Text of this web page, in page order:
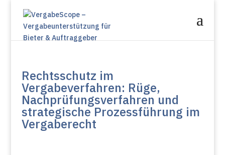
Rechtsschutz im
Vergabeverfahren: Rüge,
Nachprüfungsverfahren und
strategische Prozessführung im
Vergaberecht